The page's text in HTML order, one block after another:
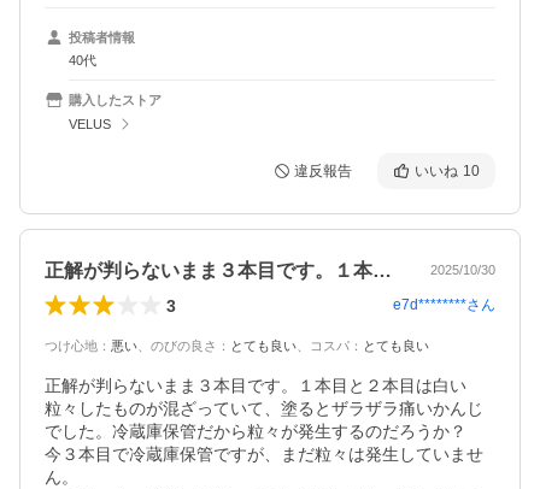
投稿者情報
40代
購入したストア
VELUS
違反報告 いいね 10
正解が判らないまま３本目です。１本目と… 2025/10/30
3 e7d********さん
つけ心地 ： 悪い のびの良さ ： とても良い コスパ ： とても良い
正解が判らないまま３本目です。１本目と２本目は白い
粒々したものが混ざっていて、塗るとザラザラ痛いかんじ
でした。冷蔵庫保管だから粒々が発生するのだろうか？
今３本目で冷蔵庫保管ですが、まだ粒々は発生していませ
ん。